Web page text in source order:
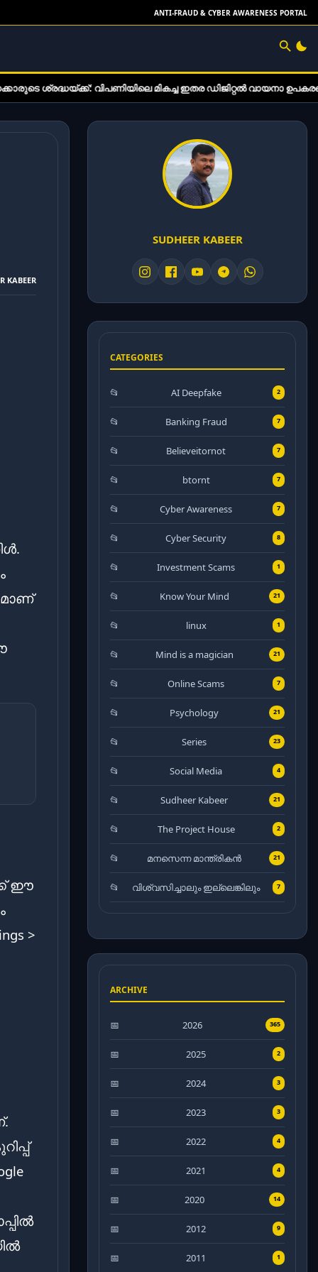
ANTI-FRAUD & CYBER AWARENESS PORTAL
വിപണിയിലെ മികച്ച ഇതര ഡിജിറ്റൽ വായനാ ഉപകരണങ്ങൾ
KABEER
ഈ
>
SUDHEER KABEER
CATEGORIES
AI Deepfake 2
Banking Fraud 7
Believeitornot 7
btornt 7
Cyber Awareness 7
Cyber Security 8
Investment Scams 1
Know Your Mind 21
linux 1
Mind is a magician 21
Online Scams 7
Psychology 21
Series 23
Social Media 4
Sudheer Kabeer 21
The Project House 2
മനസെന്ന മാന്ത്രികൻ 21
വിശ്വസിച്ചാലും ഇല്ലെങ്കിലും 7
ARCHIVE
2026 365
2025 2
2024 3
2023 3
2022 4
2021 4
2020 14
2012 9
2011 1